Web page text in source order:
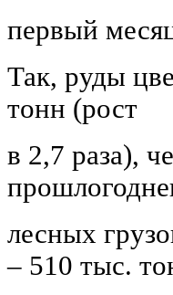
первый
Так, руды
тонн (рост
в 2,7 раза),
лесных
– 510 тыс.